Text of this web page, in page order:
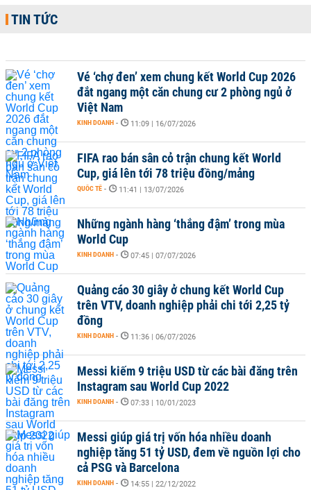
TIN TỨC
Vé ‘chợ đen’ xem chung kết World Cup 2026
đắt ngang một căn chung cư 2 phòng ngủ ở
Việt Nam
KINH DOANH - 11:09 | 16/07/2026
FIFA rao bán sân cỏ trận chung kết World
Cup, giá lên tới 78 triệu đồng/mảng
QUỐC TẾ - 11:41 | 13/07/2026
Những ngành hàng ‘thắng đậm’ trong mùa
World Cup
KINH DOANH - 07:45 | 07/07/2026
Quảng cáo 30 giây ở chung kết World Cup
trên VTV, doanh nghiệp phải chi tới 2,25 tỷ
đồng
KINH DOANH - 11:36 | 06/07/2026
Messi kiếm 9 triệu USD từ các bài đăng trên
Instagram sau World Cup 2022
KINH DOANH - 07:33 | 10/01/2023
Messi giúp giá trị vốn hóa nhiều doanh
nghiệp tăng 51 tỷ USD, đem về nguồn lợi cho
cả PSG và Barcelona
KINH DOANH - 14:55 | 22/12/2022